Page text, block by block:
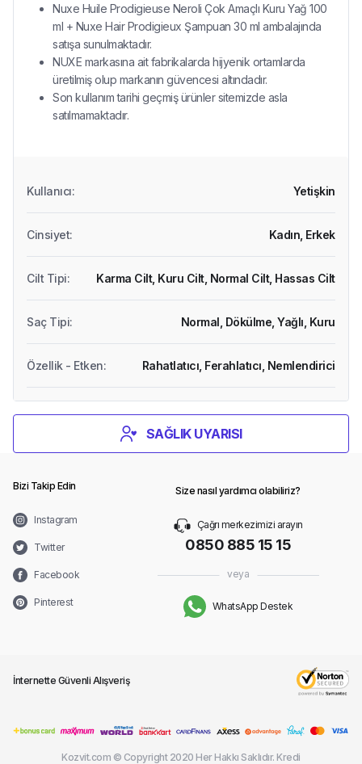
Nuxe Huile Prodigieuse Neroli Çok Amaçlı Kuru Yağ 100
ml + Nuxe Hair Prodigieux Şampuan 30 ml ambalajında
satışa sunulmaktadır.
NUXE markasına ait fabrikalarda hijyenik ortamlarda
üretilmiş olup markanın güvencesi altındadır.
Son kullanım tarihi geçmiş ürünler sitemizde asla
satılmamaktadır.
Kullanıcı: Yetişkin
Cinsiyet: Kadın, Erkek
Cilt Tipi: Karma Cilt, Kuru Cilt, Normal Cilt, Hassas Cilt
Saç Tipi: Normal, Dökülme,Yağlı, Kuru
Özellik - Etken: Rahatlatıcı, Ferahlatıcı, Nemlendirici
SAĞLIK UYARISI
Bizi Takip Edin
Instagram
Twitter
Facebook
Pinterest
Size nasıl yardımcı olabiliriz?
Çağrı merkezimizi arayın
0850 885 15 15
veya
WhatsApp Destek
İnternette Güvenli Alışveriş
Kozvit.com © Copyright 2020 Her Hakkı Saklıdır. Kredi